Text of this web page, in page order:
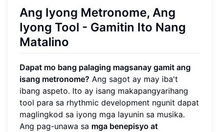
Ang Iyong Metronome, Ang
Iyong Tool - Gamitin Ito Nang
Matalino
Dapat mo bang palaging magsanay gamit ang
isang metronome? Ang sagot ay may iba't
ibang aspeto. Ito ay isang makapangyarihang
tool para sa rhythmic development ngunit dapat
maglingkod sa iyong mga layunin sa musika.
Ang pag-unawa sa mga benepisyo at